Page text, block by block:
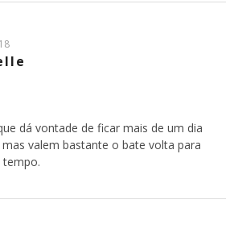
dá vontade de ficar mais de um dia
valem bastante o bate volta para